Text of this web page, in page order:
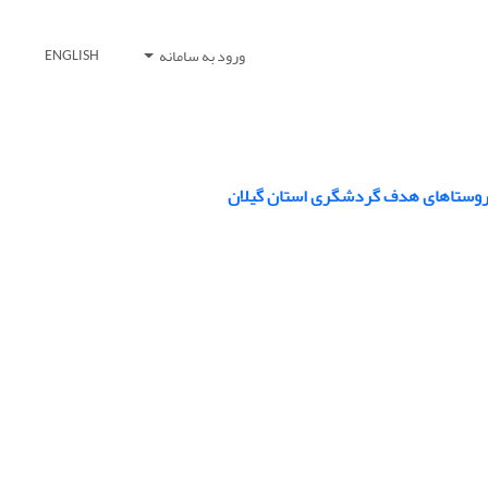
ورود به سامانه ENGLISH
هدف گردشگری استان گیلان